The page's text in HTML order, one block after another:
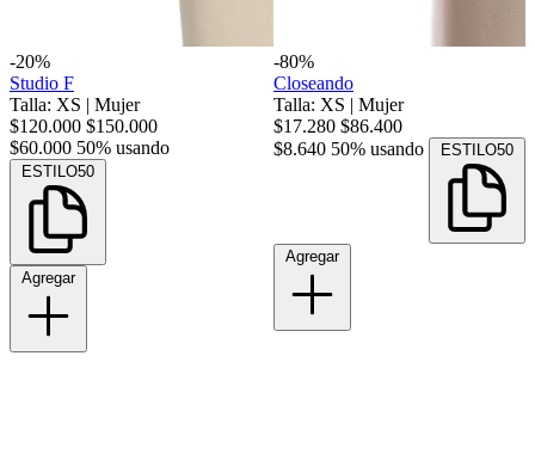
-20%
Studio F
Talla: XS | Mujer
$120.000 $150.000
$60.000 50% usando
ESTILO50
Agregar
-80%
Closeando
Talla: XS | Mujer
$17.280 $86.400
$8.640 50% usando ESTILO50
Agregar